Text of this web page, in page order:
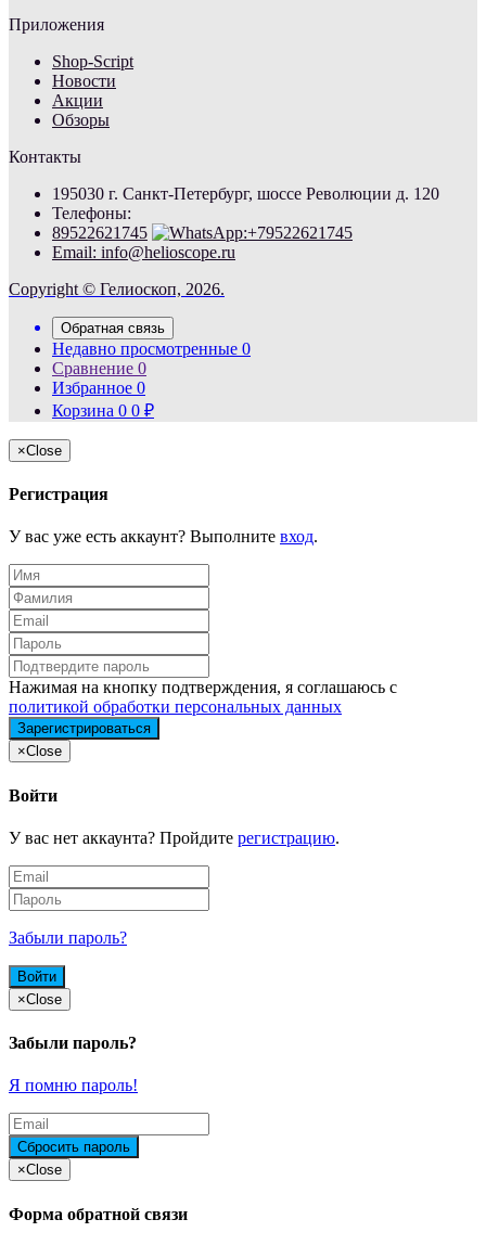
Приложения
Shop-Script
Новости
Акции
Обзоры
Контакты
195030 г. Санкт-Петербург, шоссе Революции д. 120
Телефоны:
89522621745
Email: info@helioscope.ru
Copyright © Гелиоскоп, 2026.
Обратная связь
Недавно просмотренные 0
Сравнение 0
Избранное 0
Корзина 0 0 ₽
×Close
Регистрация
У вас уже есть аккаунт? Выполните вход.
Нажимая на кнопку подтверждения, я соглашаюсь с
политикой обработки персональных данных
×Close
Войти
У вас нет аккаунта? Пройдите регистрацию.
Забыли пароль?
×Close
Забыли пароль?
Я помню пароль!
×Close
Форма обратной связи